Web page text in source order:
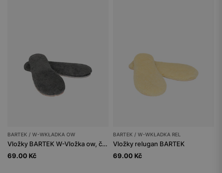
BARTEK / W-WKŁADKA OW
Vložky BARTEK W-Vložka ow, černé
69.00 Kč
BARTEK / W-WKŁADKA REL
Vložky relugan BARTEK
69.00 Kč